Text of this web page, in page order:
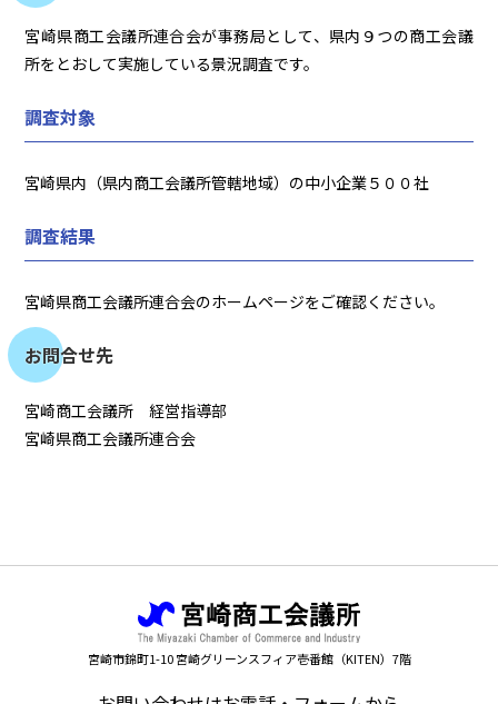
宮崎県商工会議所連合会が事務局として、県内９つの商工会議
所をとおして実施している景況調査です。
調査対象
宮崎県内（県内商工会議所管轄地域）の中小企業５００社
調査結果
宮崎県商工会議所連合会のホームページをご確認ください。
お問合せ先
宮崎商工会議所 経営指導部
宮崎県商工会議所連合会
宮崎市錦町1-10 宮崎グリーンスフィア壱番館（KITEN）7階